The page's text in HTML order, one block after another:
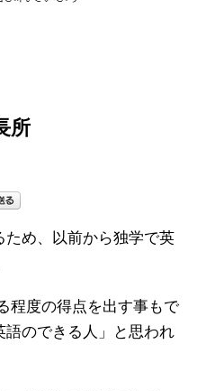
所
め、以前から独学で英
程度の得点を出す事もで
語のできる人」と思われ